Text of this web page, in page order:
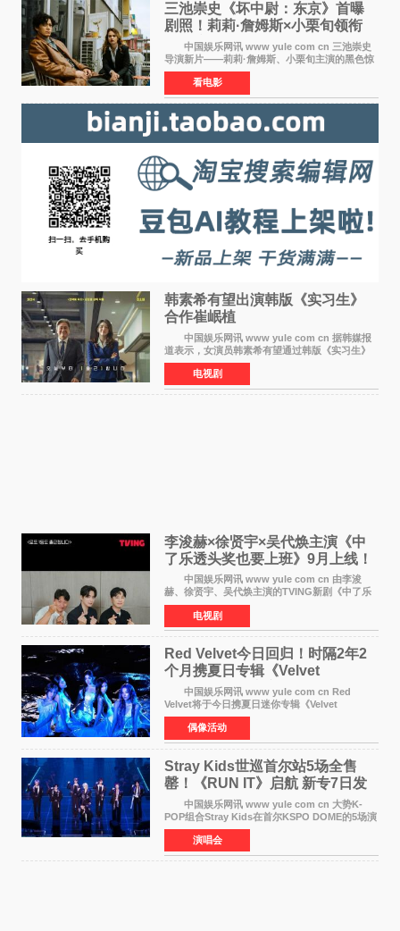
三池崇史《坏中尉：东京》首曝
剧照！莉莉·詹姆斯×小栗旬领衔
黑色惊悚再升级
中国娱乐网讯 www yule com cn 三池崇史
导演新片——莉莉·詹姆斯、小栗旬主演的黑色惊
悚电影《坏中尉：东京》首曝剧照。继阿贝尔·费
拉拉&times;哈威·凯特尔的1992年《坏中尉》和
沃纳·赫
看电影
韩素希有望出演韩版《实习生》
合作崔岷植
中国娱乐网讯 www yule com cn 据韩媒报
道表示，女演员韩素希有望通过韩版《实习生》
回归荧幕，合作前辈演员崔岷植。 根据消息
表示，演员韩素希目前已经结束了电视剧《Y计
划》的拍摄工
电视剧
李浚赫×徐贤宇×吴代焕主演《中
了乐透头奖也要上班》9月上线！
TVING先网后台
中国娱乐网讯 www yule com cn 由李浚
赫、徐贤宇、吴代焕主演的TVING新剧《中了乐
透头奖也要上班》定档9月10日播出，随后于9月
14日起登陆tvN月火档，实现先网后台双平台播出
模式。 本剧改
电视剧
Red Velvet今日回归！时隔2年2
个月携夏日专辑《Velvet
Summer》重启完整体活动
中国娱乐网讯 www yule com cn Red
Velvet将于今日携夏日迷你专辑《Velvet
Summer》时隔2年2个月重启完整体活动。这张
于8月3日发行的专辑，主打柔和成熟氛围的夏日
音乐，收录了成员们想着
偶像活动
Stray Kids世巡首尔站5场全售
罄！《RUN IT》启航 新专7日发
中国娱乐网讯 www yule com cn 大势K-
POP组合Stray Kids在首尔KSPO DOME的5场演
唱会全部售罄，为新世界巡演拉开序幕。据所属
社JYP娱乐透露，Stray Kids于上月25至26日、
29日及本月1至2日
演唱会